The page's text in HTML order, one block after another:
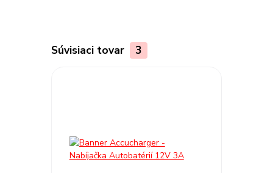
Súvisiaci tovar 3